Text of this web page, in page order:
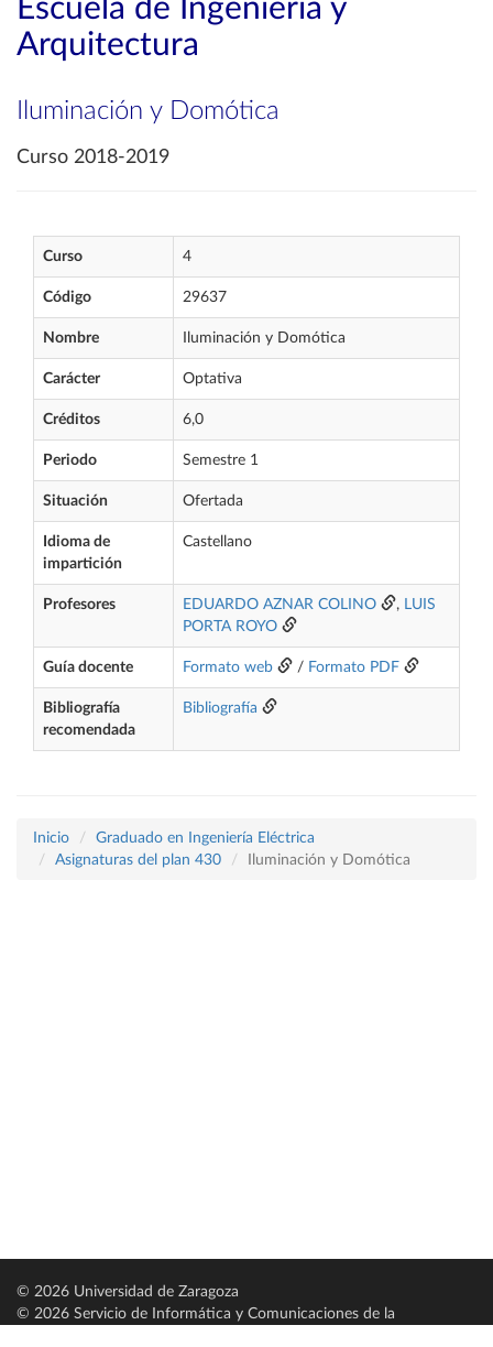
Escuela de Ingeniería y
Arquitectura
Iluminación y Domótica
Curso 2018-2019
Curso 4
Código 29637
Nombre Iluminación y Domótica
Carácter Optativa
Créditos 6,0
Periodo Semestre 1
Situación Ofertada
Idioma de
impartición
Castellano
Profesores EDUARDO AZNAR COLINO , LUIS
PORTA ROYO
Guía docente Formato web / Formato PDF
Bibliografía
recomendada
Bibliografía
Inicio
Graduado en Ingeniería Eléctrica
Asignaturas del plan 430
Iluminación y Domótica
© 2026 Universidad de Zaragoza
© 2026 Servicio de Informática y Comunicaciones de la